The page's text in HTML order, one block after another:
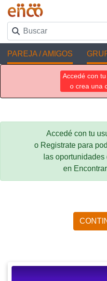
PAREJA / AMIGOS
Accedé con
o crea una
Accedé con tu
o Registrate para
las
en